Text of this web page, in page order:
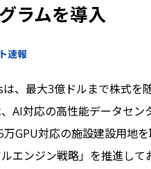
ラムを導入
速報
、最大3億ドルまで株式を
AI対応の高性能データセ
GPU対応の施設建設用地
エンジン戦略」を推進し